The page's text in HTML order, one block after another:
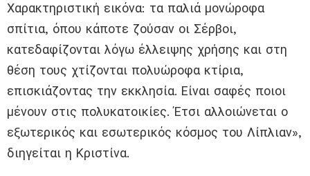
Χαρακτηριστική εικόνα: τα παλιά μονώροφα
σπίτια, όπου κάποτε ζούσαν οι Σέρβοι,
κατεδαφίζονται λόγω έλλειψης χρήσης και στη
θέση τους χτίζονται πολυώροφα κτίρια,
επισκιάζοντας την εκκλησία. Είναι σαφές ποιοι
μένουν στις πολυκατοικίες. Έτσι αλλοιώνεται ο
εξωτερικός και εσωτερικός κόσμος του Λίπλιαν»,
διηγείται η Κριστίνα.